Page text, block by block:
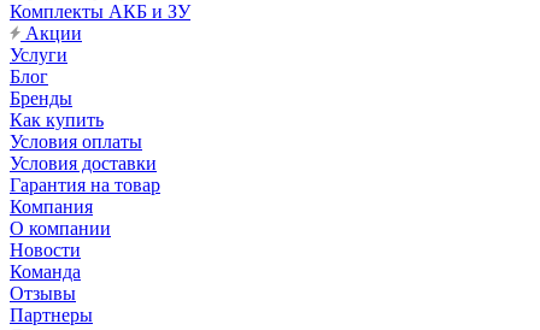
Комплекты АКБ и ЗУ
Акции
Услуги
Блог
Бренды
Как купить
Условия оплаты
Условия доставки
Гарантия на товар
Компания
О компании
Новости
Команда
Отзывы
Партнеры